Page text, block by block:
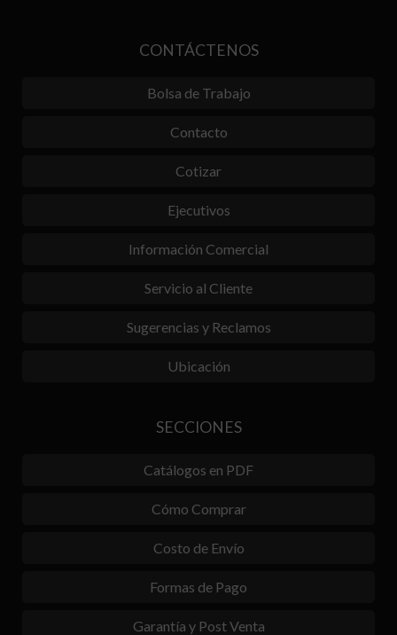
CONTÁCTENOS
Bolsa de Trabajo
Contacto
Cotizar
Ejecutivos
Información Comercial
Servicio al Cliente
Sugerencias y Reclamos
Ubicación
SECCIONES
Catálogos en PDF
Cómo Comprar
Costo de Envío
Formas de Pago
Garantía y Post Venta